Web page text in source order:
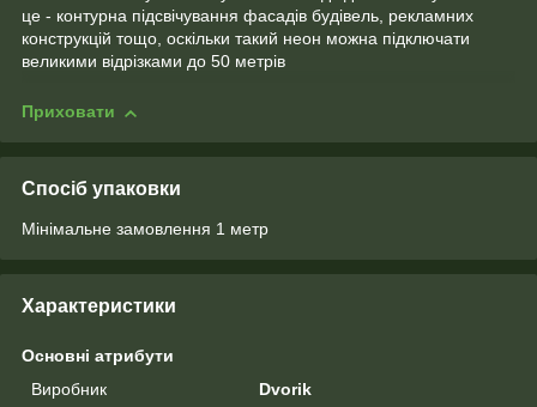
це - контурна підсвічування фасадів будівель, рекламних
конструкцій тощо, оскільки такий неон можна підключати
великими відрізками до 50 метрів
Приховати
Спосіб упаковки
Мінімальне замовлення 1 метр
Характеристики
Основні атрибути
Виробник
Dvorik